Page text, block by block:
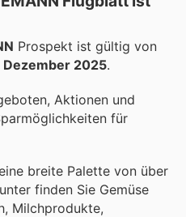
Prospekt ist gültig von
Dezember 2025.
Aktionen und
für
breite Palette von über
finden Sie Gemüse
Milchprodukte,